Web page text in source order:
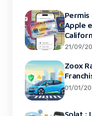
Permis
Apple
21/09/
Zoox
01/01/
Splat :
Google et
Décryptée